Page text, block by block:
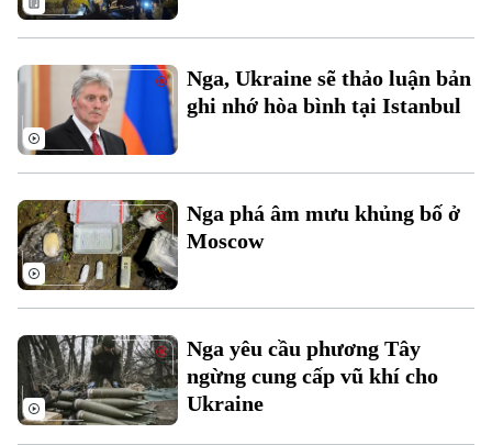
Tư vấn sức khỏe
Quần vợt
Tin tức
Điện ảnh
Âm nhạc
Đã phát sóng
Nga, Ukraine sẽ thảo luận bản
ghi nhớ hòa bình tại Istanbul
Nga phá âm mưu khủng bố ở
Moscow
Nga yêu cầu phương Tây
ngừng cung cấp vũ khí cho
Ukraine